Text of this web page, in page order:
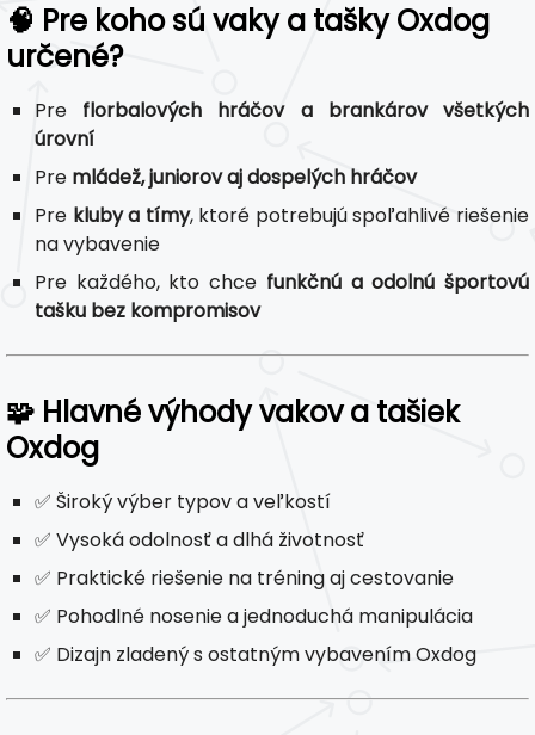
🧠 Pre koho sú vaky a tašky Oxdog
určené?
Pre florbalových hráčov a brankárov všetkých
úrovní
Pre mládež, juniorov aj dospelých hráčov
Pre kluby a tímy, ktoré potrebujú spoľahlivé riešenie
na vybavenie
Pre každého, kto chce funkčnú a odolnú športovú
tašku bez kompromisov
🧩 Hlavné výhody vakov a tašiek
Oxdog
✅ Široký výber typov a veľkostí
✅ Vysoká odolnosť a dlhá životnosť
✅ Praktické riešenie na tréning aj cestovanie
✅ Pohodlné nosenie a jednoduchá manipulácia
✅ Dizajn zladený s ostatným vybavením Oxdog